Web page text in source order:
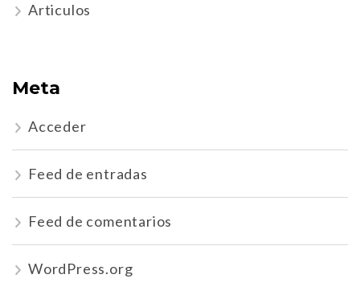
Articulos
Meta
Acceder
Feed de entradas
Feed de comentarios
WordPress.org